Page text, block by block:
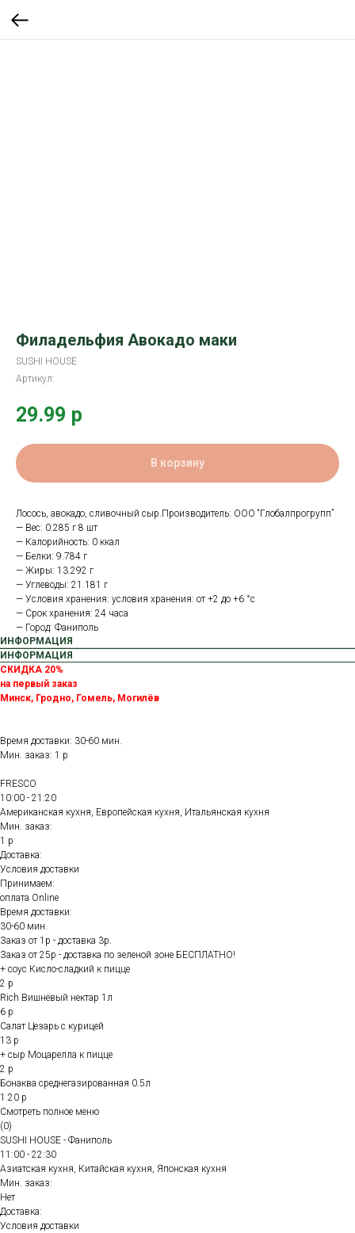
Филадельфия Авокадо маки
SUSHI HOUSE
Артикул:
29.99 р
В корзину
Лосось, авокадо, сливочный сыр.Производитель: OOO “Глобалпрогрупп”
— Вес: 0.285 г 8 шт
— Калорийность: 0 ккал
— Белки: 9.784 г
— Жиры: 13.292 г
— Углеводы: 21.181 г
— Условия хранения: условия хранения: от +2 до +6 °с
— Срок хранения: 24 часа
— Город: Фаниполь
ИНФОРМАЦИЯ
ИНФОРМАЦИЯ
СКИДКА 20%
на первый заказ
Минск, Гродно, Гомель, Могилёв
Время доставки: 30-60 мин.
Мин. заказ: 1 р
FRESCO
10:00 - 21:20
Американская кухня, Европейская кухня, Итальянская кухня
Мин. заказ:
1 р
Доставка:
Условия доставки
Принимаем:
оплата Online
Время доставки:
30-60 мин.
Заказ от 1р - доставка 3р.
Заказ от 25р - доставка по зеленой зоне БЕСПЛАТНО!
+ соус Кисло-сладкий к пицце
2 р
Rich Вишнёвый нектар 1л
6 р
Салат Цезарь с курицей
13 р
+ сыр Моцарелла к пицце
2 р
Бонаква среднегазированная 0.5л
1.20 р
Смотреть полное меню
(0)
SUSHI HOUSE - Фаниполь
11:00 - 22:30
Азиатская кухня, Китайская кухня, Японская кухня
Мин. заказ:
Нет
Доставка:
Условия доставки